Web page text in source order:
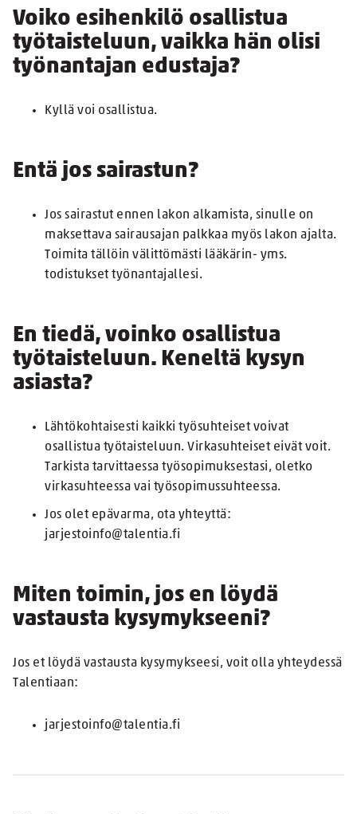
Voiko esihenkilö osallistua
työtaisteluun, vaikka hän olisi
työnantajan edustaja?
Kyllä voi osallistua.
Entä jos sairastun?
Jos sairastut ennen lakon alkamista, sinulle on
maksettava sairausajan palkkaa myös lakon ajalta.
Toimita tällöin välittömästi lääkärin- yms.
todistukset työnantajallesi.
En tiedä, voinko osallistua
työtaisteluun. Keneltä kysyn
asiasta?
Lähtökohtaisesti kaikki työsuhteiset voivat
osallistua työtaisteluun. Virkasuhteiset eivät voit.
Tarkista tarvittaessa työsopimuksestasi, oletko
virkasuhteessa vai työsopimussuhteessa.
Jos olet epävarma, ota yhteyttä:
jarjestoinfo@talentia.fi
Miten toimin, jos en löydä
vastausta kysymykseeni?
Jos et löydä vastausta kysymykseesi, voit olla yhteydessä
Talentiaan:
jarjestoinfo@talentia.fi